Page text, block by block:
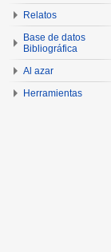
Relatos
Base de datos
Bibliográfica
Al azar
Herramientas